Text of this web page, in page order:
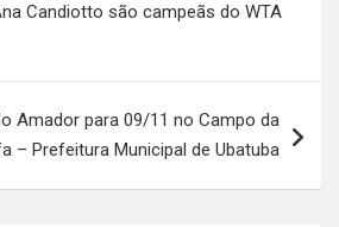
Candiotto são campeãs do WTA
Amador para 09/11 no Campo da
– Prefeitura Municipal de Ubatuba